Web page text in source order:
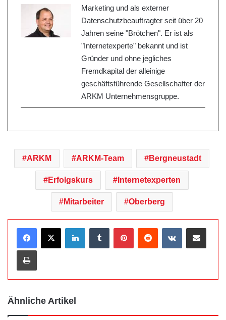
Marketing und als externer
Datenschutzbeauftragter seit über 20
Jahren seine "Brötchen". Er ist als
"Internetexperte" bekannt und ist
Gründer und ohne jegliches
Fremdkapital der alleinige
geschäftsführende Gesellschafter der
ARKM Unternehmensgruppe.
ARKM ARKM-Team Bergneustadt
Erfolgskurs Internetexperten
Mitarbeiter Oberberg
Ähnliche Artikel